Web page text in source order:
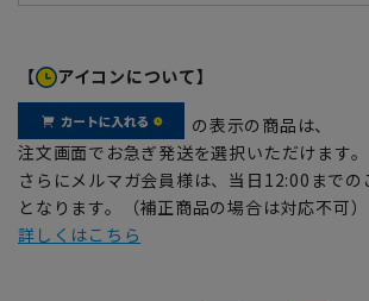
【 アイコンについて】
の表示の商品は、
注文画面でお急ぎ発送を選択いただけます。
さらにメルマガ会員様は、当日12:00まで
となります。（補正商品の場合は対応不可）
詳しくはこちら